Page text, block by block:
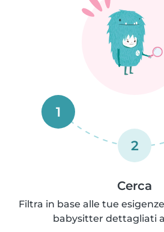
1
2
Cerca
Filtra in base alle tue
babysitter dettagliati